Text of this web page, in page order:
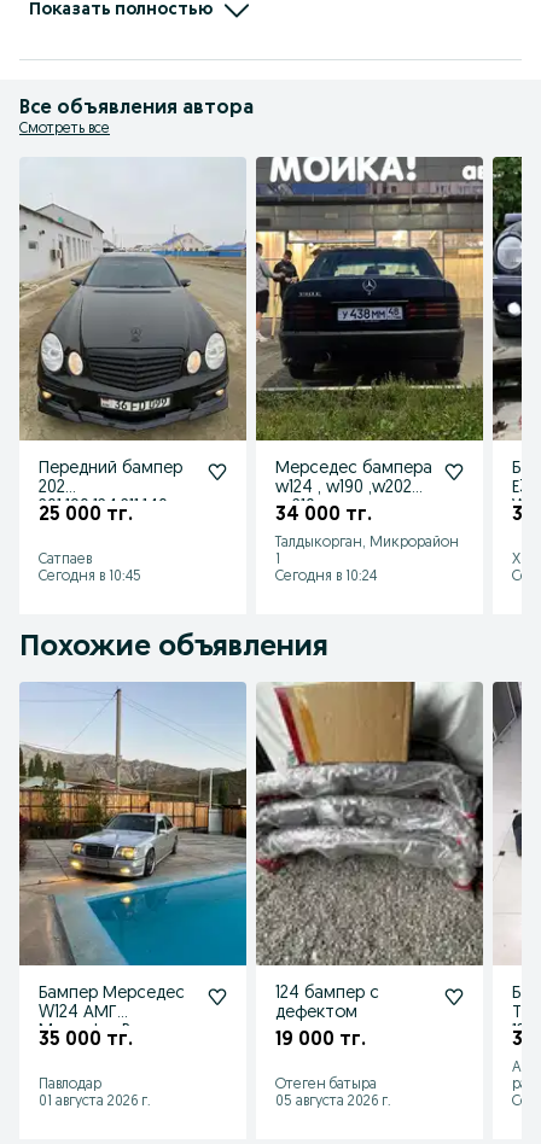
Работаем более 10 лет, своё производство, свои формы, опытная команда
Показать полностью
Все объявления автора
Смотреть все
Передний бампер
202
201,190,124,211,140
25 000 тг.
Сатпаев
Сегодня в 10:45
Мерседес бампера
w124 , w190 ,w202
,w210
34 000 тг.
Талдыкорган, Микрорайон
1
Сегодня в 10:24
30
Похожие объявления
Бампер Мерседес
W124 АМГ
Mercedes-Benz
35 000 тг.
Павлодар
01 августа 2026 г.
124 бампер с
дефектом
19 000 тг.
Отеген батыра
05 августа 2026 г.
34